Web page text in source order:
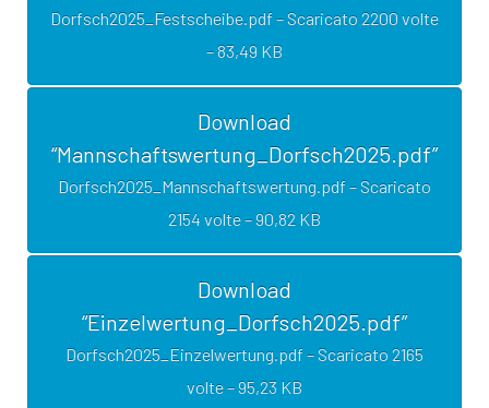
Dorfsch2025_Festscheibe.pdf – Scaricato 2200 volte
– 83,49 KB
Download
“Mannschaftswertung_Dorfsch2025.pdf”
Dorfsch2025_Mannschaftswertung.pdf – Scaricato
2154 volte – 90,82 KB
Download
“Einzelwertung_Dorfsch2025.pdf”
Dorfsch2025_Einzelwertung.pdf – Scaricato 2165
volte – 95,23 KB